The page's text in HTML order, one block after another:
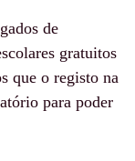
de
gratuitos
que o registo na
para poder